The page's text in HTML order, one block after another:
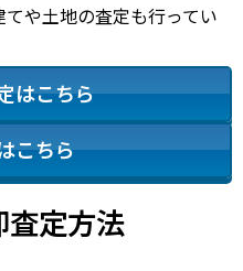
や土地の査定も行ってい
はこちら
こちら
査定方法